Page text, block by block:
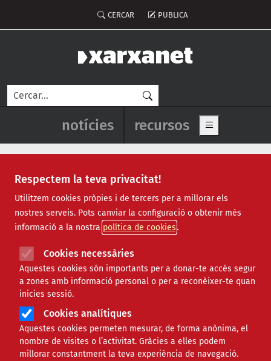
Respectem la teva privacitat!
Utilitzem cookies pròpies i de tercers per a millorar els
nostres serveis. Pots canviar la configuració o obtenir més
informació a la nostra política de cookies
Cookies necessàries
Aquestes cookies són importants per a donar-te accés segur
a zones amb informació personal o per a reconèixer-te quan
inicies sessió.
Cookies analítiques
Aquestes cookies permeten mesurar, de forma anònima, el
nombre de visites o l’activitat. Gràcies a elles podem
millorar constantment la teva experiència de navegació.
Menú del compte d'usuari
CERCAR PUBLICA
Cerca
Navegació principal de
notícies recursos Show main
esquizofrènia